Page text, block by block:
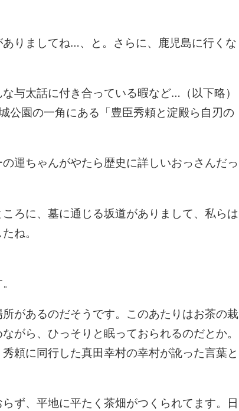
りましてね…、と。さらに、鹿児島に行くな
与太話に付き合っている暇など…（以下略）
公園の一角にある「豊臣秀頼と淀殿ら自刃の
運ちゃんがやたら歴史に詳しいおっさんだっ
ろに、墓に通じる坂道がありまして、私らは
ね。
があるのだそうです。このあたりはお茶の栽
がら、ひっそりと眠っておられるのだとか。
頼に同行した真田幸村の幸村が訛った言葉と
ず、平地に平たく茶畑がつくられてます。日